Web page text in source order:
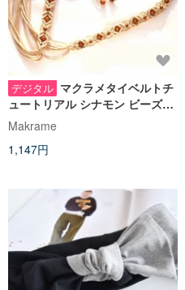
デジタル マクラメタイベルトチ
ュートリアル シナモン ビーズと
タッセル付き、初心者向けマク
ラメ
Makrame
1,147円